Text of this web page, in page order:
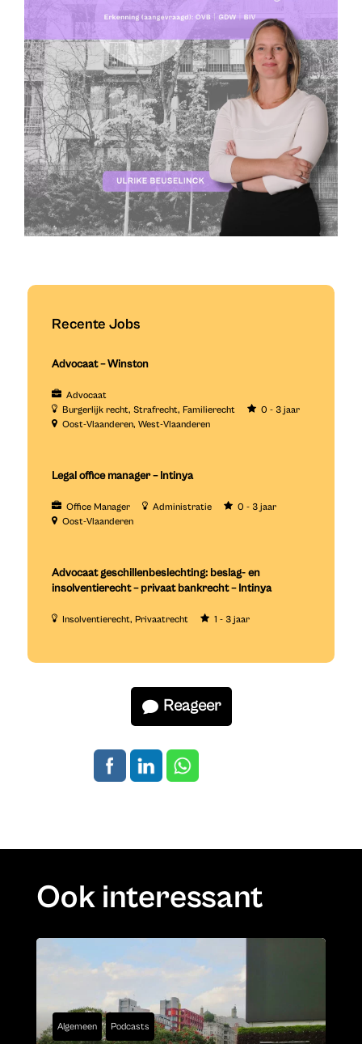
Recente Jobs
Advocaat – Winston
Advocaat
Burgerlijk recht Strafrecht Familierecht
0 - 3 jaar
Oost-Vlaanderen West-Vlaanderen
Legal office manager – Intinya
Office Manager Administratie
0 - 3 jaar
Oost-Vlaanderen
Advocaat geschillenbeslechting: beslag- en
insolventierecht – privaat bankrecht – Intinya
Insolventierecht Privaatrecht 1 - 3 jaar
Reageer
Ook interessant
Algemeen Podcasts